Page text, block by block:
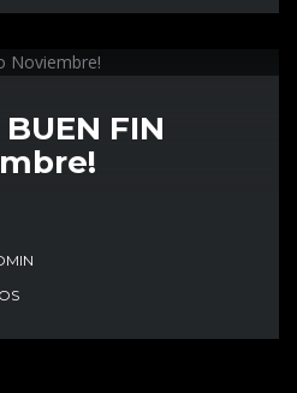
FIN